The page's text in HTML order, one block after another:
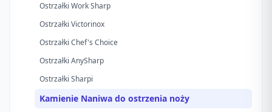
Ostrzałki Work Sharp
Ostrzałki Victorinox
Ostrzałki Chef's Choice
Ostrzałki AnySharp
Ostrzałki Sharpi
Kamienie Naniwa do ostrzenia noży